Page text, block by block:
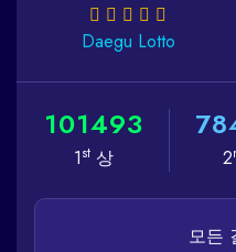
Daegu Lotto
101493
1st상
78
2
모든